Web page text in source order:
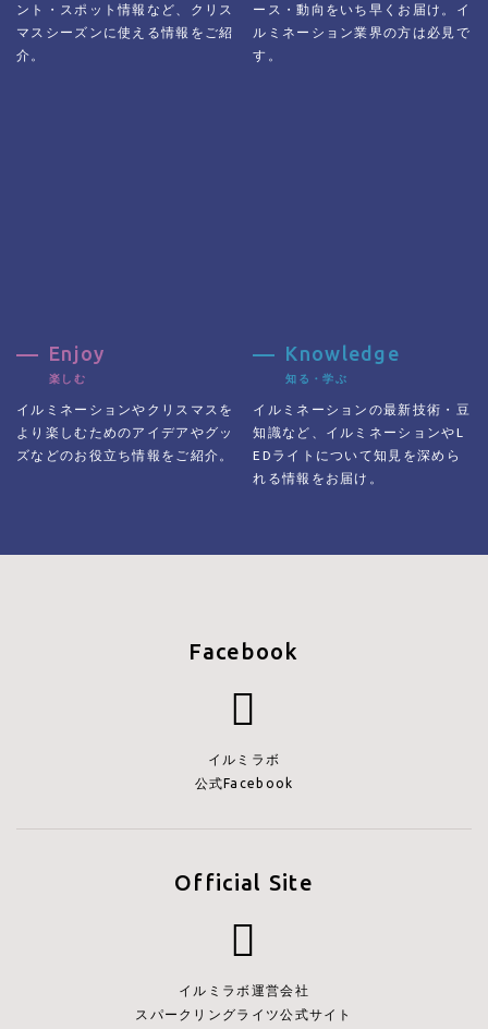
ント・スポット情報 など、クリス
マスシーズンに使える情報をご紹
介。
ース・動向をいち早くお届け。イ
ルミネーション業界の方は必見で
す。
Enjoy
楽しむ
イルミネーションやクリスマスを
より楽しむためのアイデアやグッ
ズなどのお役立ち情報をご紹介。
Knowledge
知る・学ぶ
イルミネーション の最新技術・豆
知識など、イルミネーションやL
EDライトについて知見を深めら
れる情報をお届け。
Facebook
イルミラボ
公式Facebook
Official Site
イルミラボ運営会社
スパークリングライツ公式サイト